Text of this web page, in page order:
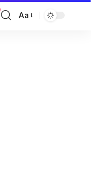
Font
Aa